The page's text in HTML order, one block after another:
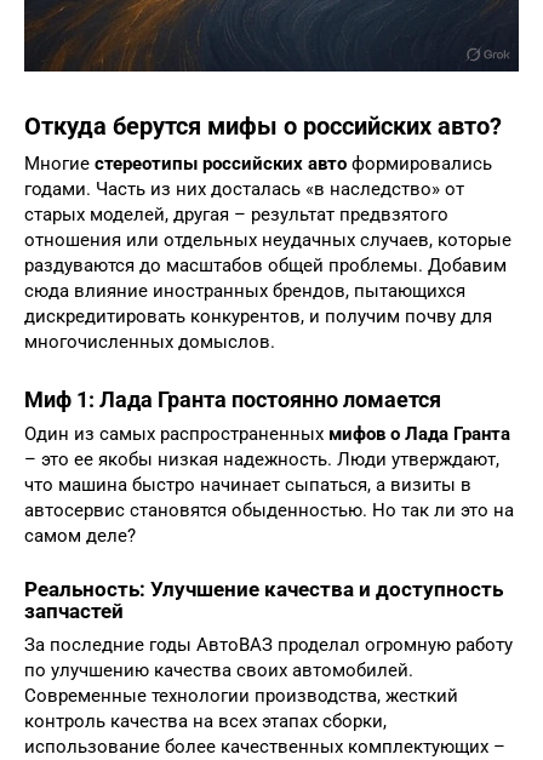
Откуда берутся мифы о российских авто?
Многие стереотипы российских авто формировались
годами. Часть из них досталась «в наследство» от
старых моделей, другая – результат предвзятого
отношения или отдельных неудачных случаев, которые
раздуваются до масштабов общей проблемы. Добавим
сюда влияние иностранных брендов, пытающихся
дискредитировать конкурентов, и получим почву для
многочисленных домыслов.
Миф 1: Лада Гранта постоянно ломается
Один из самых распространенных мифов о Лада Гранта
– это ее якобы низкая надежность. Люди утверждают,
что машина быстро начинает сыпаться, а визиты в
автосервис становятся обыденностью. Но так ли это на
самом деле?
Реальность: Улучшение качества и доступность
запчастей
За последние годы АвтоВАЗ проделал огромную работу
по улучшению качества своих автомобилей.
Современные технологии производства, жесткий
контроль качества на всех этапах сборки,
использование более качественных комплектующих –